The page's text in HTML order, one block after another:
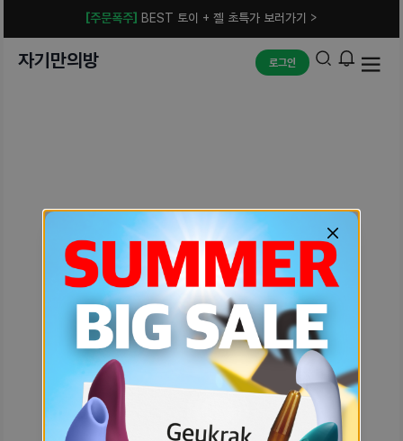
[주문폭주] BEST 토이 + 젤 초특가 보러가기 >
자기만의방 로그인
예상치 못한 에러입니다.